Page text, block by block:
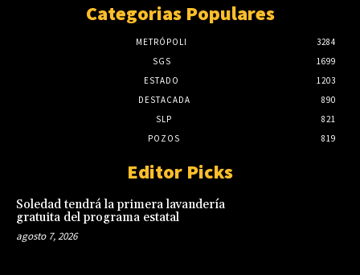
Categorias Populares
METRÓPOLI
3284
SGS
1699
ESTADO
1203
DESTACADA
890
SLP
821
POZOS
819
Editor Picks
Soledad tendrá la primera lavandería
gratuita del programa estatal
agosto 7, 2026